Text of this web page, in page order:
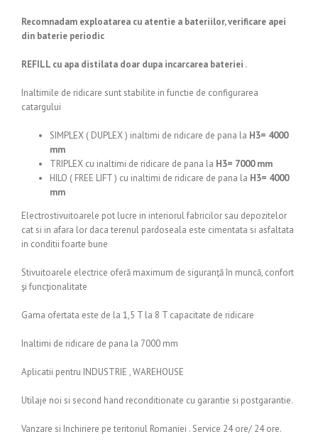
Recomnadam exploatarea cu atentie a bateriilor, verificare apei
din baterie periodic
REFILL cu apa distilata doar dupa incarcarea bateriei .
Inaltimile de ridicare sunt stabilite in functie de configurarea
catargului
SIMPLEX ( DUPLEX ) inaltimi de ridicare de pana la H3= 4000
mm
TRIPLEX cu inaltimi de ridicare de pana la H3= 7000 mm
HILO ( FREE LIFT ) cu inaltimi de ridicare de pana la H3= 4000
mm
Electrostivuitoarele pot lucre in interiorul fabricilor sau depozitelor
cat si in afara lor daca terenul pardoseala este cimentata si asfaltata
in conditii foarte bune
Stivuitoarele electrice oferă maximum de siguranţă în muncă, confort
şi funcţionalitate
Gama ofertata este de la 1,5 T la 8 T capacitate de ridicare
Inaltimi de ridicare de pana la 7000 mm
Aplicatii pentru INDUSTRIE , WAREHOUSE
Utilaje noi si second hand reconditionate cu garantie si postgarantie.
Vanzare si Inchiriere pe teritoriul Romaniei . Service 24 ore/ 24 ore.